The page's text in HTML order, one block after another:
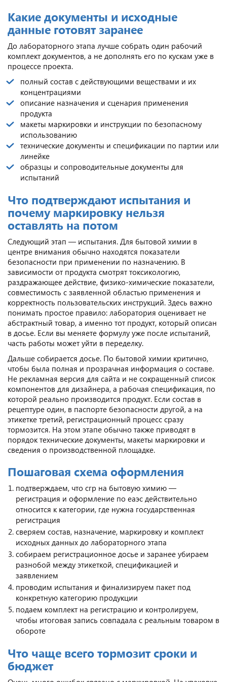
Какие документы и исходные
данные готовят заранее
До лабораторного этапа лучше собрать один рабочий
комплект документов, а не дополнять его по кускам уже в
процессе проекта.
полный состав с действующими веществами и их
концентрациями
описание назначения и сценария применения
продукта
макеты маркировки и инструкции по безопасному
использованию
технические документы и спецификации по партии или
линейке
образцы и сопроводительные документы для
испытаний
Что подтверждают испытания и
почему маркировку нельзя
оставлять на потом
Следующий этап — испытания. Для бытовой химии в
центре внимания обычно находятся показатели
безопасности при применении по назначению. В
зависимости от продукта смотрят токсикологию,
раздражающее действие, физико-химические показатели,
совместимость с заявленной областью применения и
корректность пользовательских инструкций. Здесь важно
понимать простое правило: лаборатория оценивает не
абстрактный товар, а именно тот продукт, который описан
в досье. Если вы меняете формулу уже после испытаний,
часть работы может уйти в переделку.
Дальше собирается досье. По бытовой химии критично,
чтобы была полная и прозрачная информация о составе.
Не рекламная версия для сайта и не сокращенный список
компонентов для дизайнера, а рабочая спецификация, по
которой реально производится продукт. Если состав в
рецептуре один, в паспорте безопасности другой, а на
этикетке третий, регистрационный процесс сразу
тормозится. На этом этапе обычно также приводят в
порядок технические документы, макеты маркировки и
сведения о производственной площадке.
Пошаговая схема оформления
подтверждаем, что cгр на бытовую химию —
регистрация и оформление по еаэс действительно
относится к категории, где нужна государственная
регистрация
сверяем состав, назначение, маркировку и комплект
исходных данных до лабораторного этапа
собираем регистрационное досье и заранее убираем
разнобой между этикеткой, спецификацией и
заявлением
проводим испытания и финализируем пакет под
конкретную категорию продукции
подаем комплект на регистрацию и контролируем,
чтобы итоговая запись совпадала с реальным товаром в
обороте
Что чаще всего тормозит сроки и
бюджет